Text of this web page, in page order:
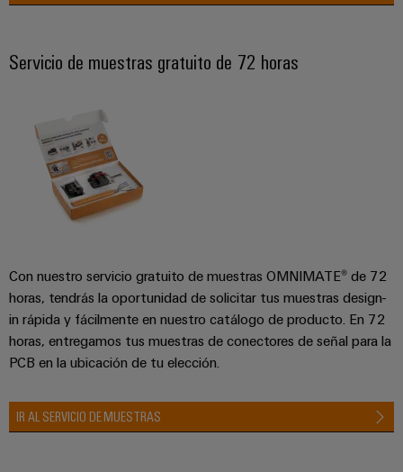
Servicio de muestras gratuito de 72 horas
Con nuestro servicio gratuito de muestras OMNIMATE® de 72
horas, tendrás la oportunidad de solicitar tus muestras design-
in rápida y fácilmente en nuestro catálogo de producto. En 72
horas, entregamos tus muestras de conectores de señal para la
PCB en la ubicación de tu elección.
IR AL SERVICIO DE MUESTRAS